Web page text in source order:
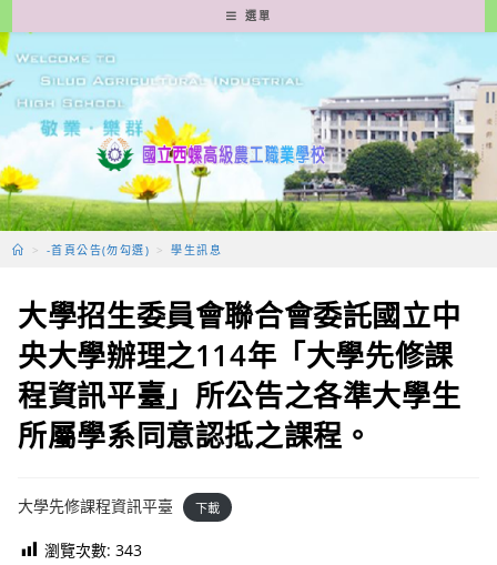
轉
至
要
容
選單
> -首頁公告(勿勾選) > 學生訊息
大學招生委員會聯合會委託國立中
央大學辦理之114年「大學先修課
程資訊平臺」所公告之各準大學生
所屬學系同意認抵之課程。
大學先修課程資訊平臺 下載
瀏覽次數: 343